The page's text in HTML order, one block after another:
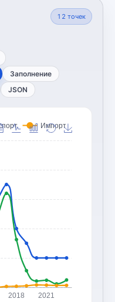
12 точек
Заполнение
JSON
2018 2021
Импорт